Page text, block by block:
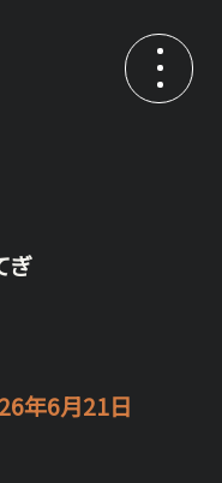
ぎ
年6月21日